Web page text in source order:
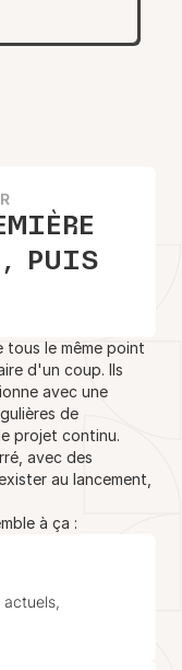
PUIS
tous le même point
d'un coup. Ils
avec une
de
projet continu.
avec des
au lancement,
à ça :